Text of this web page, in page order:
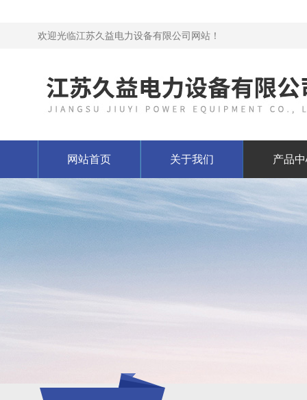
欢迎光临江苏久益电力设备有限公司网站！
网站首页 关于我们 产品